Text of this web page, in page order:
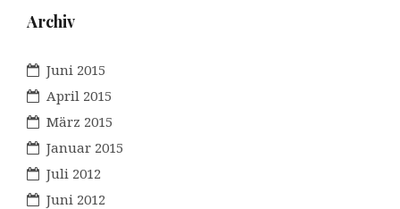
Archiv
Juni 2015
April 2015
März 2015
Januar 2015
Juli 2012
Juni 2012